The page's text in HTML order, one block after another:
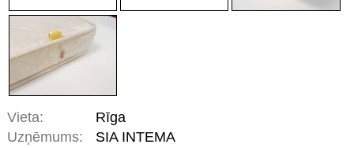
Vieta:
Rīga
Uzņēmums:
SIA INTEMA